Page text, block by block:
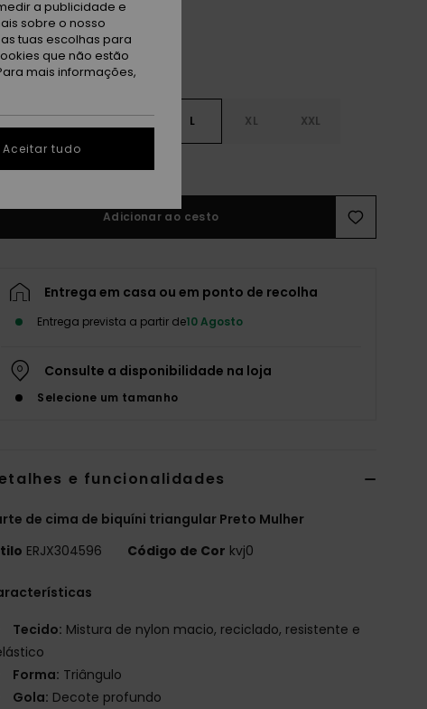
XS S M L XL XXL
Adicionar ao cesto
Entrega em casa ou em ponto de recolha
Entrega prevista a partir de10 Agosto
Consulte a disponibilidade na loja
Selecione um tamanho
e funcionalidades
de cima de biquíni triangular Preto Mulher
ERJX304596 Código de Cor kvj0
Tecido: Mistura de nylon macio, reciclado, resistente e
Forma: Triângulo
Gola: Decote profundo
a publicidade e
sobre o nosso
tuas escolhas para
que não estão
mais informações,
Aceitar tudo